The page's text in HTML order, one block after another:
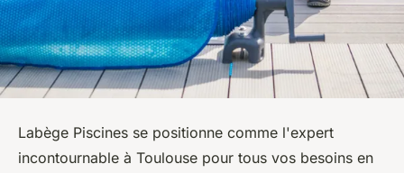
Labège Piscines se positionne comme l'expert
incontournable à Toulouse pour tous vos besoins en